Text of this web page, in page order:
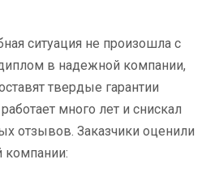
ситуация не произошла с
в надежной компании,
твердые гарантии
много лет и снискал
отзывов. Заказчики оценили
компании: